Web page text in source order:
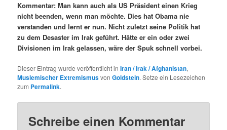
Kommentar: Man kann auch als US Präsident einen Krieg
nicht beenden, wenn man möchte. Dies hat Obama nie
verstanden und lernt er nun. Nicht zuletzt seine Politik hat
zu dem Desaster im Irak geführt. Hätte er ein oder zwei
Divisionen im Irak gelassen, wäre der Spuk schnell vorbei.
Dieser Eintrag wurde veröffentlicht inIran / Irak / Afghanistan,
Muslemischer ExtremismusvonGoldstein. Setze ein Lesezeichen
zum Permalink.
Schreibe einen Kommentar